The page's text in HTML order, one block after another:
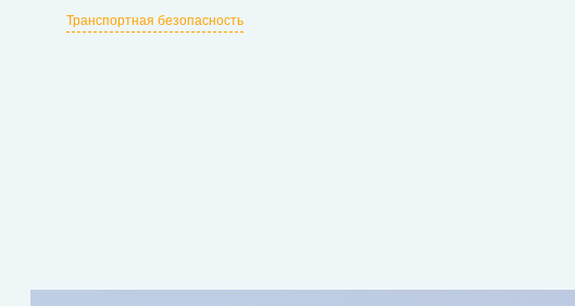
Транспортная безопасность